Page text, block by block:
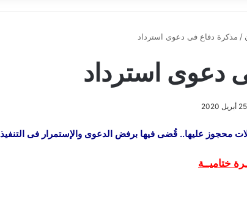
/ مذكرة دفاع فى دعوى استرداد
دعوى استرداد
محجوز عليها.. قُضى فيها برفض الدعوى والإستمرار فى التنفيذ
ختاميــة